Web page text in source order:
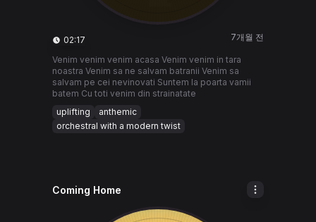
02:17 7개월 전
Venim venim venim acasa Venim venim in tara
noastra Venim sa ne salvam batranii Venim sa
salvam pe cei nevinovati Suntem la poarta vamii
batem Cu toti venim din strainatate
uplifting
anthemic
orchestral with a modern twist
Coming Home